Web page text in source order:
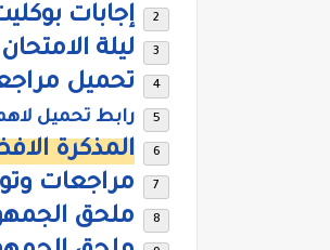
إجابات بوكليت الكيمياء , 4
ليلة
تحميل مراجعة
رابط تحميل
المذكرة
مراجعات
ملحق